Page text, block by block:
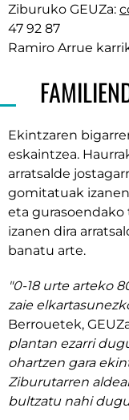
Ziburuko GEUZa:
47 92 87
Ramiro Arrue
Ekintzaren
eskaintzea.
arratsalde
gomitatuak
eta gurasoendako
izanen dira
banatu arte.
"0-18 urte arteko
zaie
Berrouetek,
plantan ezarri
ohartzen gara
Ziburutarren
bultzatu nahi